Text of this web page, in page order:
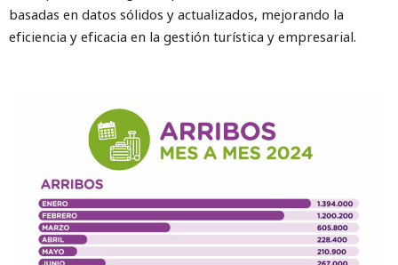
basadas en datos sólidos y actualizados, mejorando la
eficiencia y eficacia en la gestión turística y empresarial.